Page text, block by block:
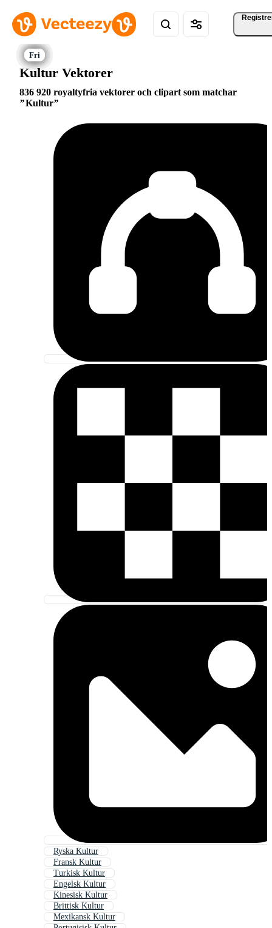
Kultur Vektorer
836 920 royaltyfria vektorer och clipart som matchar
Kultur
Ryska Kultur
Fransk Kultur
Turkisk Kultur
Engelsk Kultur
Kinesisk Kultur
Brittisk Kultur
Mexikansk Kultur